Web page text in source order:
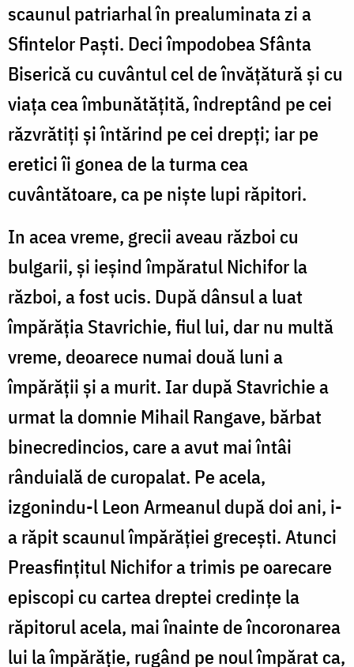
scaunul patriarhal în prealuminata zi a
Sfintelor Paști. Deci împo­dobea Sfânta
Biserică cu cuvântul cel de învățătură și cu
viața cea îmbunătățită, îndreptând pe cei
răzvrătiți și întărind pe cei drepți; iar pe
eretici îi gonea de la turma cea
cuvântătoare, ca pe niște lupi răpitori.
In acea vreme, grecii aveau război cu
bulgarii, și ieșind împăratul Nichifor la
război, a fost ucis. După dânsul a luat
împărăția Stavrichie, fiul lui, dar nu multă
vreme, deoarece numai două luni a
împărății și a murit. Iar după Stavrichie a
urmat la domnie Mihail Rangave, bărbat
binecredincios, care a avut mai întâi
rânduială de curopalat. Pe acela,
izgonindu-l Leon Armeanul după doi ani, i-
a răpit scaunul împărăției grecești. Atunci
Preasfințitul Nichifor a trimis pe oarecare
episcopi cu cartea dreptei credințe la
răpitorul acela, mai înainte de încoronarea
lui la împărăție, rugând pe noul împărat ca,